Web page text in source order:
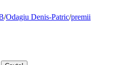
/Odagiu Denis-Patric/premii